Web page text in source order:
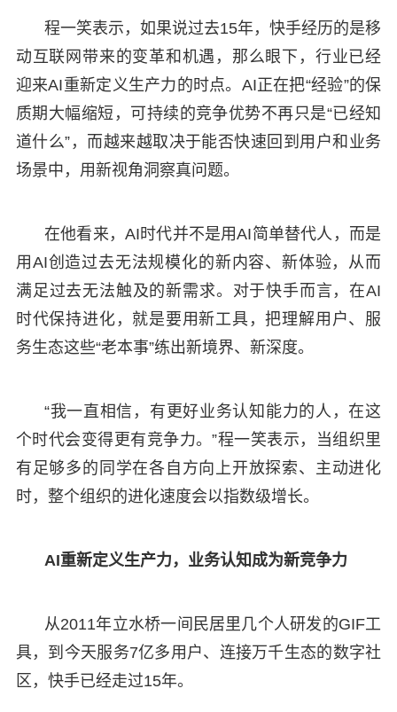
程一笑表示，如果说过去15年，快手经历的是移
动互联网带来的变革和机遇，那么眼下，行业已经
迎来AI重新定义生产力的时点。AI正在把“经验”的保
质期大幅缩短，可持续的竞争优势不再只是“已经知
道什么”，而越来越取决于能否快速回到用户和业务
场景中，用新视角洞察真问题。
在他看来，AI时代并不是用AI简单替代人，而是
用AI创造过去无法规模化的新内容、新体验，从而
满足过去无法触及的新需求。对于快手而言，在AI
时代保持进化，就是要用新工具，把理解用户、服
务生态这些“老本事”练出新境界、新深度。
“我一直相信，有更好业务认知能力的人，在这
个时代会变得更有竞争力。”程一笑表示，当组织里
有足够多的同学在各自方向上开放探索、主动进化
时，整个组织的进化速度会以指数级增长。
AI重新定义生产力，业务认知成为新竞争力
从2011年立水桥一间民居里几个人研发的GIF工
具，到今天服务7亿多用户、连接万千生态的数字社
区，快手已经走过15年。